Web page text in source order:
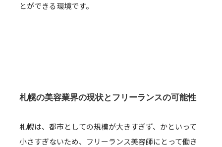
とができる環境です。
札幌の美容業界の現状とフリーランスの可能性
札幌は、都市としての規模が大きすぎず、かといって
小さすぎないため、フリーランス美容師にとって働き